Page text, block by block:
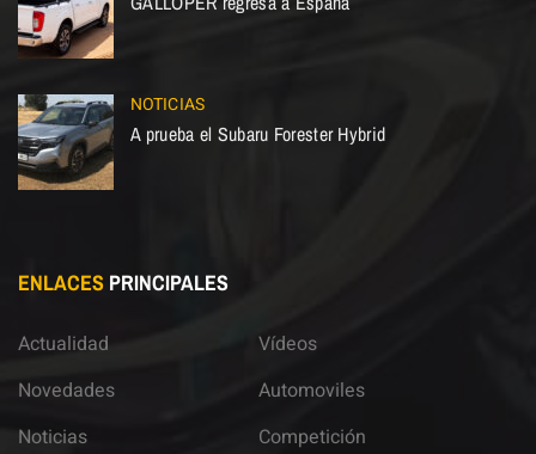
NOTICIAS
A prueba el Subaru Forester Hybrid
ENLACES PRINCIPALES
Actualidad
Novedades
Noticias
Vídeos
Automoviles
Competición